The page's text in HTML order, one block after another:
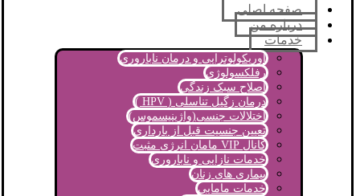
صفحه اصلی
درباره من
خدمات
اوریکولوتراپی و درمان ناباروری
رفلکسولوژی
اصلاح سبک زندگی
درمان زگیل تناسلی ( HPV )
اختلالات جنسی(واژینیسموس)
تعیین جنسیت قبل از بارداری
کانال VIP مامان انرژی مثبت
خدمات نازایی و ناباروری
بیماری های زنان
خدمات مامایی